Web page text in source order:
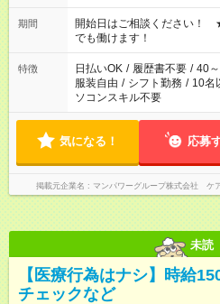
20:00 など 残業なし！ ※Wワークの場合、他のお仕事と合わせ
週40時間超の就業はご案内
間以上勤務は社会保険への加
（日雇い派遣の原則禁止）
案内が難しい場合があります
期間
開始日はご相談ください
でも働けます！
特徴 日払いOK / 履歴書不要 / 40
服装自由 / シフト勤務 / 10名
ソコンスキル不要
気になる！ 応募
掲載元企業名 マンパワーグループ株式会社 ケ
未読
【医療行為はナシ】時給
チェックなど